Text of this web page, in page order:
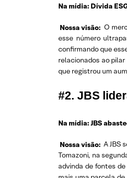
Na mídia: Dívida
Nossa visão: O
esse número
confirmando que
relacionados ao
que registrou um
#2. JBS
Na mídia: JBS
Nossa visão: A JBS
Tomazoni, na
advinda de fontes